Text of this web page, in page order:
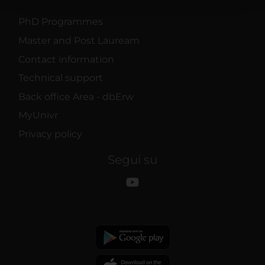
PhD Programmes
Master and Post Lauream
Contact information
Technical support
Back office Area - dbErw
MyUnivr
Privacy policy
Segui su